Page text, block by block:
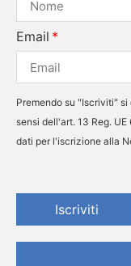
Email
Premendo su "Iscriviti"
sensi dell'art. 13 Reg.
dati per l'iscrizione alla
Iscriviti